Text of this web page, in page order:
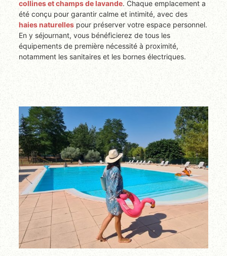
collines et champs de lavande. Chaque emplacement a
été conçu pour garantir calme et intimité, avec des
haies naturelles pour préserver votre espace personnel.
En y séjournant, vous bénéficierez de tous les
équipements de première nécessité à proximité,
notamment les sanitaires et les bornes électriques.